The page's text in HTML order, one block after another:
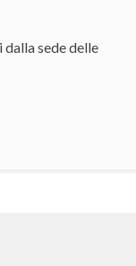
sede delle